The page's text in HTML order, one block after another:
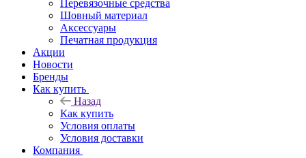
Перевязочные средства
Шовный материал
Аксессуары
Печатная продукция
Акции
Новости
Бренды
Как купить
Назад
Как купить
Условия оплаты
Условия доставки
Компания